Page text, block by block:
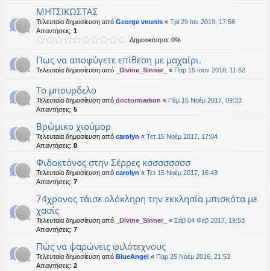
ΜΗΤΣΙΚΩΣΤΑΣ
Τελευταία δημοσίευση από George vounis « Τρί 29 Ιαν 2019, 17:56
Απαντήσεις: 1
Δημοτικότητα: 0%
Πως να αποφύγετε επίθεση με μαχαίρι.
Τελευταία δημοσίευση από _Divine_Sinner_ « Παρ 15 Ιουν 2018, 11:52
Το μπουρδελο
Τελευταία δημοσίευση από doctormarkon « Πέμ 16 Νοέμ 2017, 09:33
Απαντήσεις: 5
Βρώμικο χιούμορ
Τελευταία δημοσίευση από carolyn « Τετ 15 Νοέμ 2017, 17:04
Απαντήσεις: 8
Φιδοκτόνος στην Σέρρες κσσσσσσσσ
Τελευταία δημοσίευση από carolyn « Τετ 15 Νοέμ 2017, 16:43
Απαντήσεις: 7
74χρονος τάισε ολόκληρη την εκκλησία μπισκότα με
χασίς
Τελευταία δημοσίευση από _Divine_Sinner_ « Σάβ 04 Φεβ 2017, 19:53
Απαντήσεις: 7
Πώς να ψαρώνεις φιλότεχνους
Τελευταία δημοσίευση από BlueAngel « Παρ 25 Νοέμ 2016, 21:53
Απαντήσεις: 2